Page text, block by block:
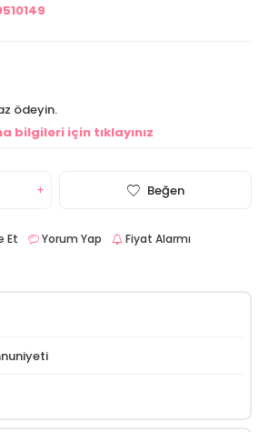
ödeyin.
bilgileri için tıklayınız
Beğen
Et Yorum Yap Fiyat Alarmı